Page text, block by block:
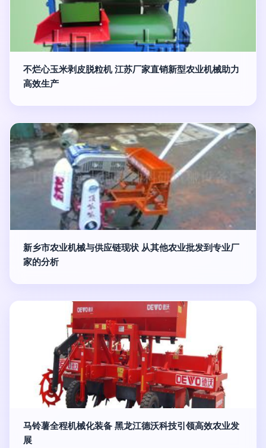
不烂心玉米剥皮脱粒机 江苏厂家直销新型农业机械助力
高效生产
新乡市农业机械与供应链现状 从其他农业批发到专业厂
家的分析
马铃薯全程机械化装备 黑龙江德沃科技引领高效农业发
展